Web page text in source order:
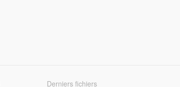
Derniers fichiers